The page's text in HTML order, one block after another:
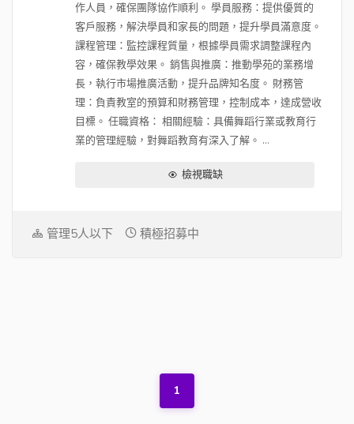
作人員，確保團隊協作順利。 學員服務：提供優質的
客戶服務，解決學員和家長的問題，提升學員滿意度。
課程管理：監控課程質量，根據學員需求調整課程內
容，確保教學效果。 銷售與推廣：推動學苑的業務增
長，執行市場推廣活動，提升品牌知名度。 財務管
理：負責教室的預算和財務管理，控制成本，達成營收
目標。 任職資格： 相關經驗：具備舞蹈行業或教育行
業的管理經驗，對舞蹈教育有深入了解。 ...
檢視職缺
管理5人以下 積極招募中
1